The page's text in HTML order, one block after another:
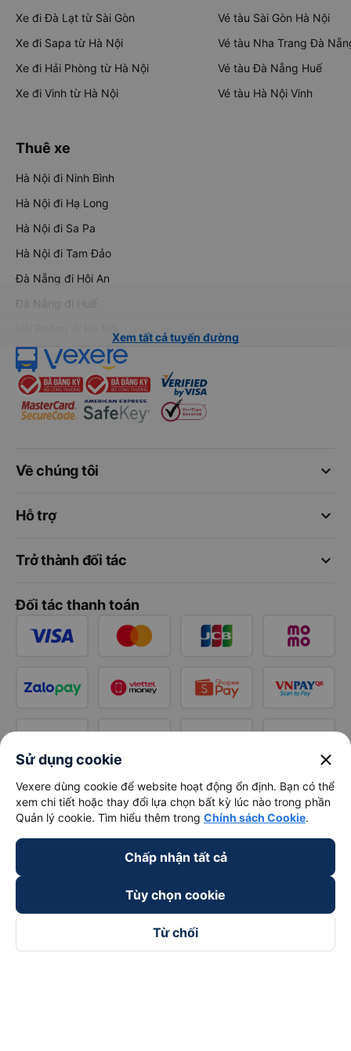
Xe đi Đà Lạt từ Sài Gòn
Xe đi Sapa từ Hà Nội
Xe đi Hải Phòng từ Hà Nội
Xe đi Vinh từ Hà Nội
Vé tàu Sài Gòn Hà Nội
Vé tàu Nha Trang Đà
Vé tàu Đà Nẵng Huế
Vé tàu Hà Nội Vinh
Thuê xe
Hà Nội đi Ninh Bình
Hà Nội đi Hạ Long
Hà Nội đi Sa Pa
Hà Nội đi Tam Đảo
Đà Nẵng đi Hội An
Đà Nẵng đi Huế
Xem tất cả tuyến đường
keyboard_arrow_down
Về chúng tôi
keyboard_arrow_down
Hỗ trợ
keyboard_arrow_down
Trở thành đối tác
Đối tác thanh toán
Sử dụng cookie close
Vexere dùng cookie để website hoạt động ổn định. Bạn có thể
xem chi tiết hoặc thay đổi lựa chọn bất kỳ lúc nào trong phần
Quản lý cookie. Tìm hiểu thêm trong Chính sách Cookie.
Chấp nhận tất cả
Tùy chọn cookie
Từ chối